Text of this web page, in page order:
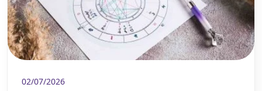
02/07/2026